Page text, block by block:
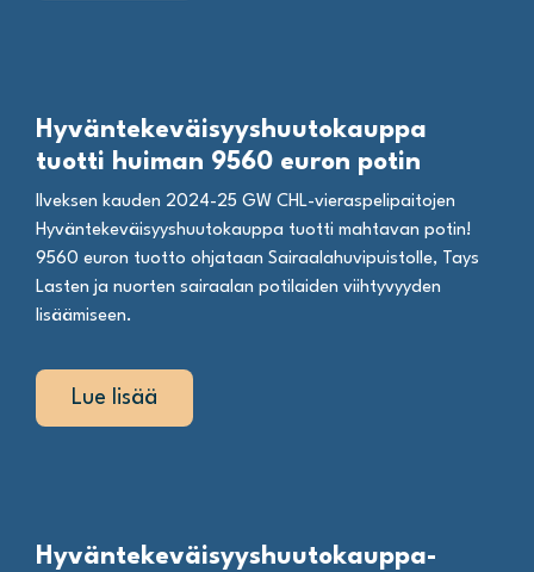
Hyväntekeväisyyshuutokauppa
tuotti huiman 9560 euron potin
Ilveksen kauden 2024-25 GW CHL-vieraspelipaitojen
Hyväntekeväisyyshuutokauppa tuotti mahtavan potin!
9560 euron tuotto ohjataan Sairaalahuvipuistolle, Tays
Lasten ja nuorten sairaalan potilaiden viihtyvyyden
lisäämiseen.
Lue lisää
Hyväntekeväisyyshuutokauppa-